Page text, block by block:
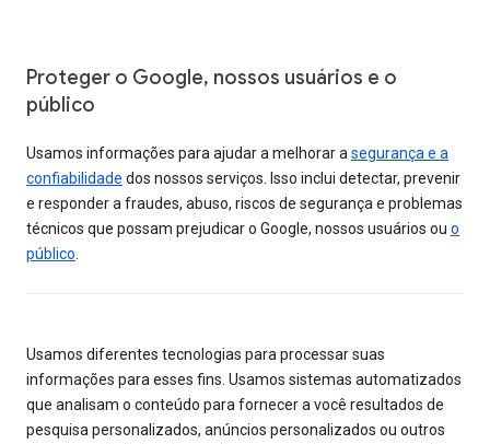
Proteger o Google, nossos usuários e o
público
Usamos informações para ajudar a melhorar a segurança e a
confiabilidade dos nossos serviços. Isso inclui detectar, prevenir
e responder a fraudes, abuso, riscos de segurança e problemas
técnicos que possam prejudicar o Google, nossos usuários ou o
público
Usamos diferentes tecnologias para processar suas
informações para esses fins. Usamos sistemas automatizados
que analisam o conteúdo para fornecer a você resultados de
pesquisa personalizados, anúncios personalizados ou outros